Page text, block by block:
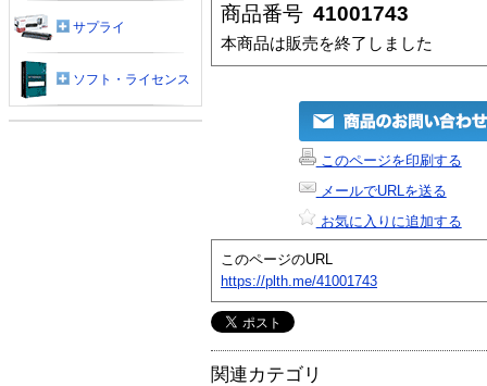
商品番号 41001743
本商品は販売を終了しました
このページを印刷する
メールでURLを送る
お気に入りに追加する
このページのURL
https://plth.me/41001743
関連カテゴリ
サプライ
ソフト・ライセンス